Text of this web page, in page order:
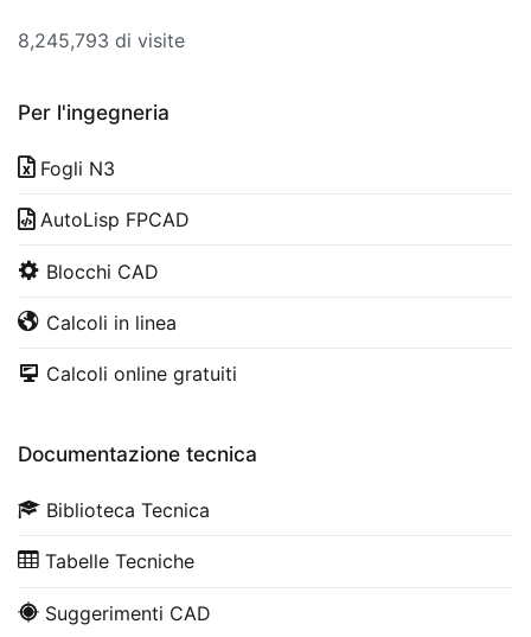
8,245,793 di visite
Per l'ingegneria
Fogli N3
AutoLisp FPCAD
Blocchi CAD
Calcoli in linea
Calcoli online gratuiti
Documentazione tecnica
Biblioteca Tecnica
Tabelle Tecniche
Suggerimenti CAD